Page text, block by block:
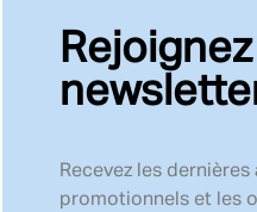
Recevez les
promotionnels et les